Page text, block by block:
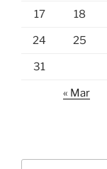
17 18
24 25
31
« Mar